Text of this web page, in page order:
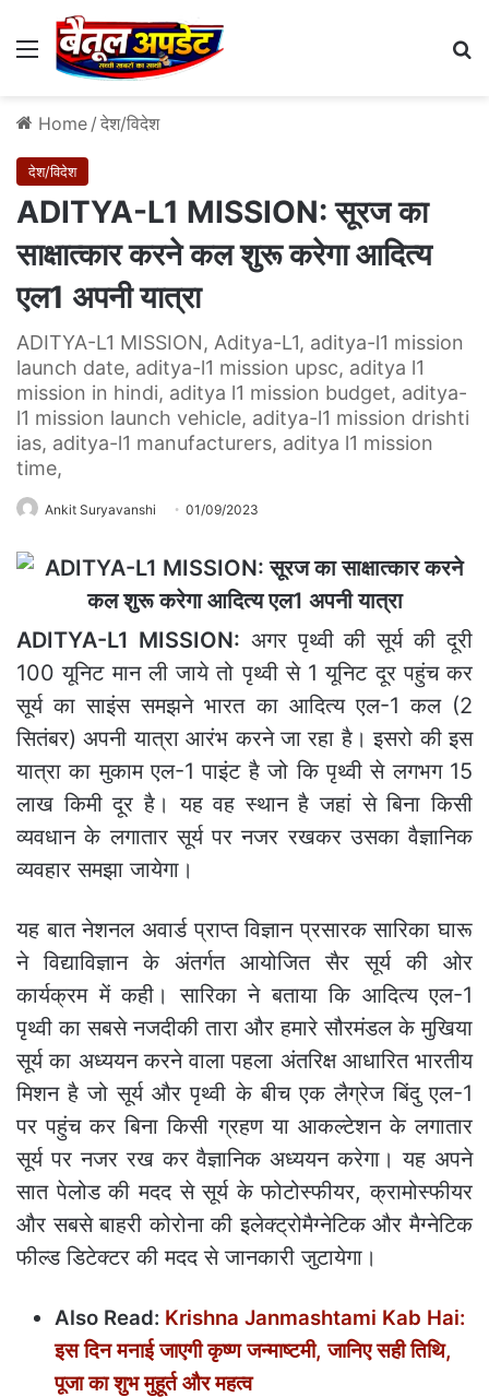
Menu
Home / देश/विदेश
देश/विदेश
ADITYA-L1 MISSION: सूरज का
साक्षात्‍कार करने कल शुरू करेगा आदित्‍य
एल1 अपनी यात्रा
ADITYA-L1 MISSION, Aditya-L1, aditya-l1 mission
launch date, aditya-l1 mission upsc, aditya l1
mission in hindi, aditya l1 mission budget, aditya-
l1 mission launch vehicle, aditya-l1 mission drishti
ias, aditya-l1 manufacturers, aditya l1 mission
time,
Ankit Suryavanshi 01/09/2023
ADITYA-L1 MISSION: अगर पृथ्‍वी की सूर्य की दूरी
100 यूनिट मान ली जाये तो पृथ्‍वी से 1 यूनिट दूर पहुंच कर
सूर्य का साइंस समझने भारत का आदित्‍य एल-1 कल (2
सितंबर) अपनी यात्रा आरंभ करने जा रहा है। इसरो की इस
यात्रा का मुकाम एल-1 पाइंट है जो कि पृथ्‍वी से लगभग 15
लाख किमी दूर है। यह वह स्‍थान है जहां से बिना किसी
व्‍यवधान के लगातार सूर्य पर नजर रखकर उसका वैज्ञानिक
व्‍यवहार समझा जायेगा।
यह बात नेशनल अवार्ड प्राप्‍त विज्ञान प्रसारक सारिका घारू
ने विद्याविज्ञान के अंतर्गत आयोजित सैर सूर्य की ओर
कार्यक्रम में कही। सारिका ने बताया कि आदित्‍य एल-1
पृथ्‍वी का सबसे नजदीकी तारा और हमारे सौरमंडल के मुखिया
सूर्य का अध्‍ययन करने वाला पहला अंतरिक्ष आधारित भारतीय
मिशन है जो सूर्य और पृथ्‍वी के बीच एक लैग्रेज बिंदु एल-1
पर पहुंच कर बिना किसी ग्रहण या आकल्‍टेशन के लगातार
सूर्य पर नजर रख कर वैज्ञानिक अध्‍ययन करेगा। यह अपने
सात पेलोड की मदद से सूर्य के फोटोस्‍फीयर, क्रामोस्‍फीयर
और सबसे बाहरी कोरोना की इलेक्‍ट्रोमैग्‍नेटिक और मैग्‍नेटिक
फील्‍ड डिटेक्‍टर की मदद से जानकारी जुटायेगा।
Also Read: Krishna Janmashtami Kab Hai:
इस दिन मनाई जाएगी कृष्ण जन्माष्टमी, जानिए सही तिथि,
पूजा का शुभ मुहूर्त और महत्‍व